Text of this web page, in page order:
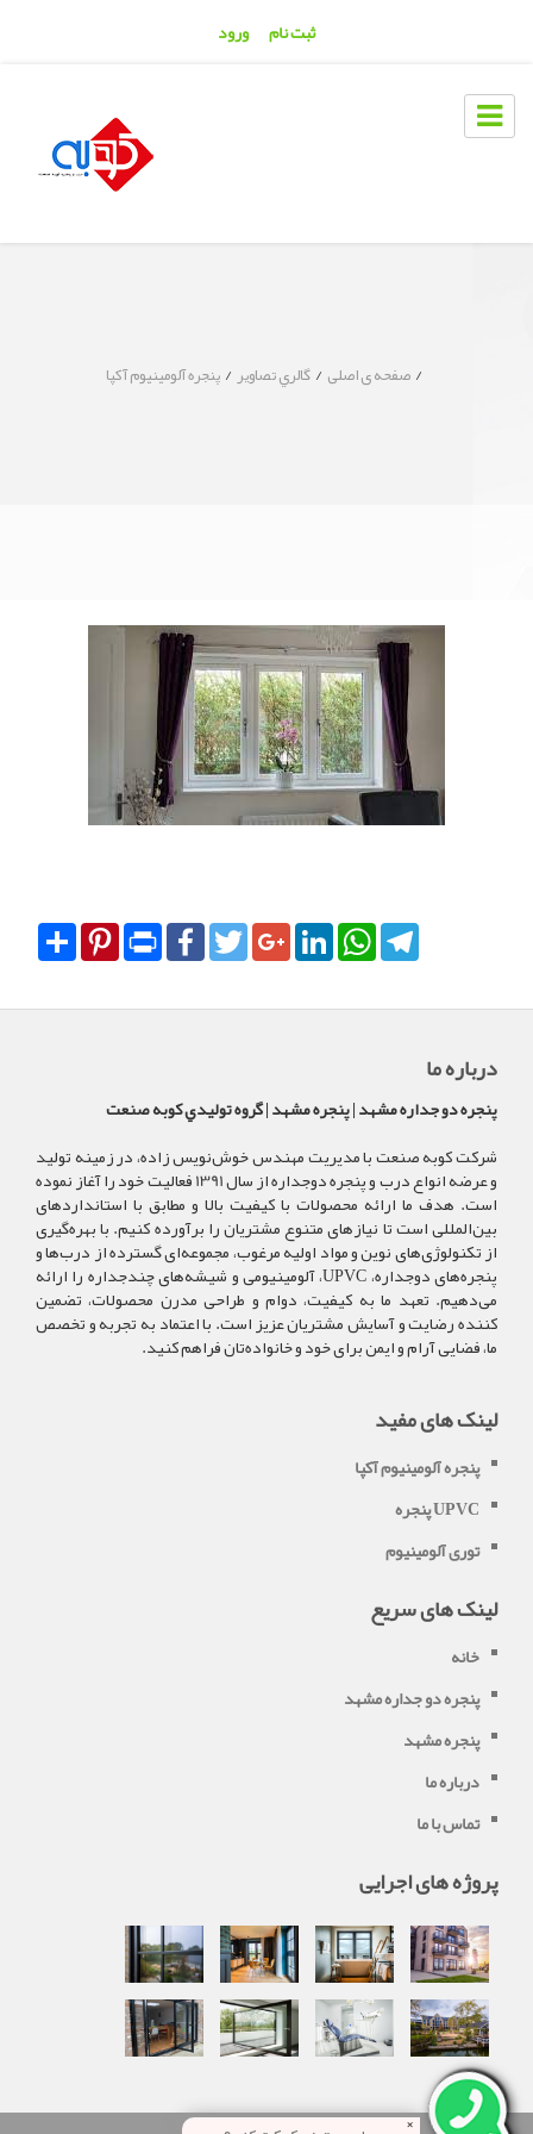
ثبت نام ورود
صفحه ی اصلی /گالري تصاوير/پنجره آلومینیوم آکپا /
SharePinterestPrint FacebookTwitterGoogle+LinkedInWhatsApp
درباره ما
پنجره دو جداره مشهد | پنجره مشهد | گروه توليدي کوبه صنعت
شرکت کوبه صنعت با مدیریت مهندس خوش‌نویس زاده، در زمینه تولید
و عرضه انواع درب و پنجره دوجداره از سال 1391 فعالیت خود را آغاز نموده
است. هدف ما ارائه محصولات با کیفیت بالا و مطابق با استانداردهای
بین‌المللی است تا نیازهای متنوع مشتریان را برآورده کنیم. با بهره‌گیری
از تکنولوژی‌های نوین و مواد اولیه مرغوب، مجموعه‌ای گسترده از درب‌ها و
پنجره‌های دوجداره، UPVC، آلومینیومی و شیشه‌های چندجداره را ارائه
می‌دهیم. تعهد ما به کیفیت، دوام و طراحی مدرن محصولات، تضمین
کننده رضایت و آسایش مشتریان عزیز است. با اعتماد به تجربه و تخصص
ما، فضایی آرام و ایمن برای خود و خانواده‌تان فراهم کنید.
لینک های مفید
پنجره آلومینیوم آکپا
پنجره UPVC
توری آلومینیوم
لینک های سریع
خانه
پنجره دو جداره مشهد
پنجره مشهد
درباره ما
تماس با ما
پروژه های اجرایی
×